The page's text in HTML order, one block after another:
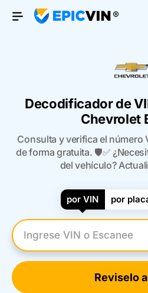
Open Menu
Decodificador de
Chevrolet
Consulta y verifica el número
de forma gratuita. 🛡️✅
del vehículo?
por VIN por
Introduzca el VIN
Reviselo